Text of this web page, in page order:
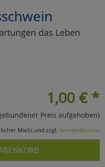
das Leben
1,00 € *
Preis aufgehoben)
MwSt und zzgl. Versandkosten